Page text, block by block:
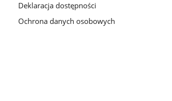
Deklaracja dostępności
Ochrona danych osobowych